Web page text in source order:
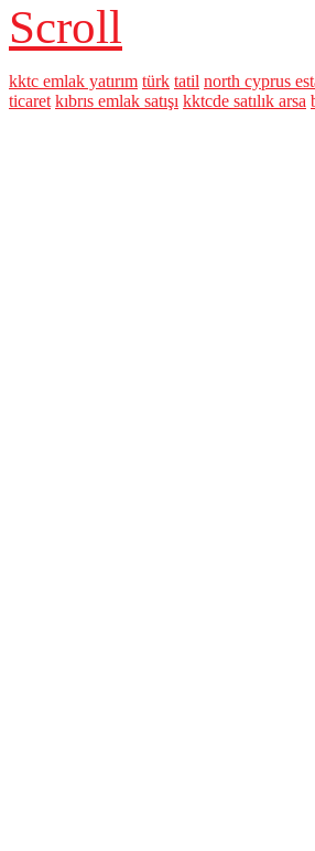
Scroll
kktc emlak yatırım türk tatil north cyprus
ticaret kıbrıs emlak satışı kktcde satılık arsa